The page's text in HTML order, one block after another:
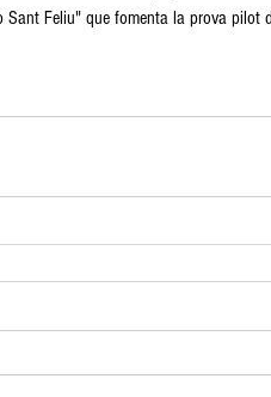
Feliu" que fomenta la prova